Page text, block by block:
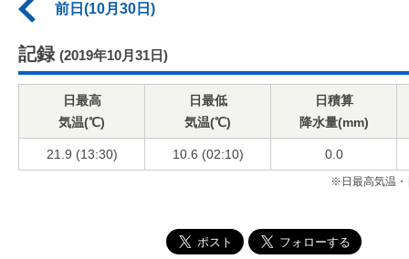
前日(10月30日)
記録 (2019年10月31日)
日最高
気温(℃)
日最低
気温(℃)
日積算
降水量(mm)
21.9 (13:30) 10.6 (02:10) 0.0
※日最高気温・